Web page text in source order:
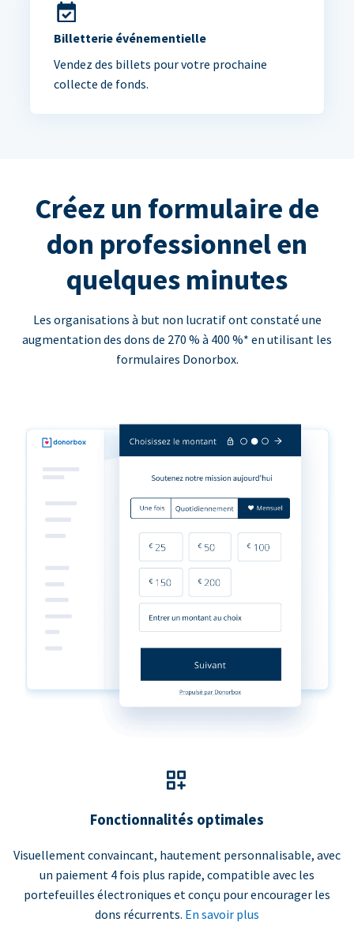
Billetterie événementielle
Vendez des billets pour votre prochaine
collecte de fonds.
Créez un formulaire de
don professionnel en
quelques minutes
Les organisations à but non lucratif ont constaté une
augmentation des dons de 270 % à 400 %* en utilisant les
formulaires Donorbox.
Fonctionnalités optimales
Visuellement convaincant, hautement personnalisable, avec
un paiement 4 fois plus rapide, compatible avec les
portefeuilles électroniques et conçu pour encourager les
dons récurrents. En savoir plus